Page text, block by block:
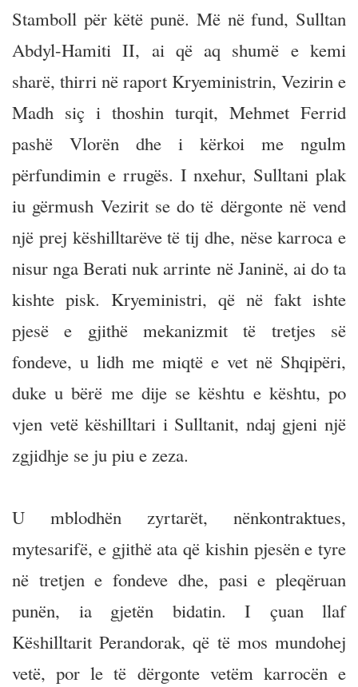
Stamboll për këtë punë. Më në fund, Sulltan
Abdyl-Hamiti II, ai që aq shumë e kemi
sharë, thirri në raport Kryeministrin, Vezirin e
Madh siç i thoshin turqit, Mehmet Ferrid
pashë Vlorën dhe i kërkoi me ngulm
përfundimin e rrugës. I nxehur, Sulltani plak
iu gërmush Vezirit se do të dërgonte në vend
një prej këshilltarëve të tij dhe, nëse karroca e
nisur nga Berati nuk arrinte në Janinë, ai do ta
kishte pisk. Kryeministri, që në fakt ishte
pjesë e gjithë mekanizmit të tretjes së
fondeve, u lidh me miqtë e vet në Shqipëri,
duke u bërë me dije se kështu e kështu, po
vjen vetë këshilltari i Sulltanit, ndaj gjeni një
zgjidhje se ju piu e zeza.
U mblodhën zyrtarët, nënkontraktues,
mytesarifë, e gjithë ata që kishin pjesën e tyre
në tretjen e fondeve dhe, pasi e pleqëruan
punën, ia gjetën bidatin. I çuan llaf
Këshilltarit Perandorak, që të mos mundohej
vetë, por le të dërgonte vetëm karrocën e